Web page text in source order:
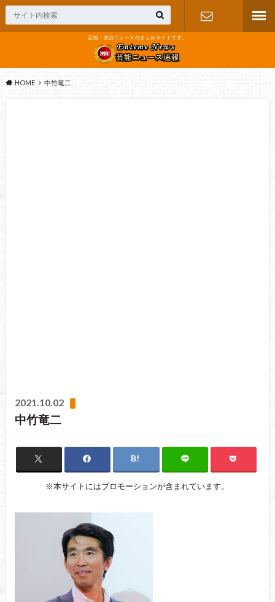
芸能・政治ニュースのまとめサイトです。
HOME 中竹竜二
2021.10.02
中竹竜二
※本サイトにはプロモーションが含まれています。